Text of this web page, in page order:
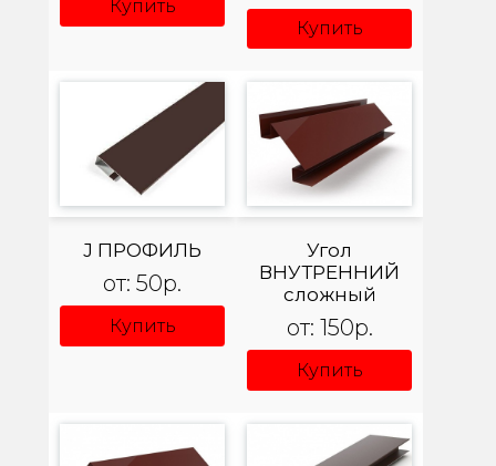
Купить
Купить
J ПРОФИЛЬ
от: 50р.
Купить
Угол
ВНУТРЕННИЙ
сложный
от: 150р.
Купить